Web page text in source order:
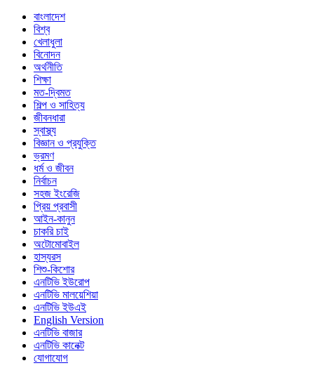
বাংলাদেশ
বিশ্ব
খেলাধুলা
বিনোদন
অর্থনীতি
শিক্ষা
মত-দ্বিমত
শিল্প ও সাহিত্য
জীবনধারা
স্বাস্থ্য
বিজ্ঞান ও প্রযুক্তি
ভ্রমণ
ধর্ম ও জীবন
নির্বাচন
সহজ ইংরেজি
প্রিয় প্রবাসী
আইন-কানুন
চাকরি চাই
অটোমোবাইল
হাস্যরস
শিশু-কিশোর
এনটিভি ইউরোপ
এনটিভি মালয়েশিয়া
এনটিভি ইউএই
English Version
এনটিভি বাজার
এনটিভি কানেক্ট
যোগাযোগ